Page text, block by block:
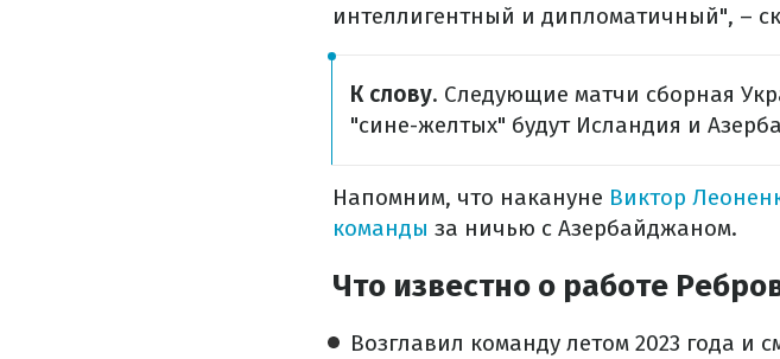
интеллигентный и дипломатичный", –
К слову. Следующие матчи сборная
"сине-желтых" будут Исландия и
Напомним, что накануне Виктор
команды за ничью с Азербайджаном.
Что известно о работе
Возглавил команду летом 2023 года и